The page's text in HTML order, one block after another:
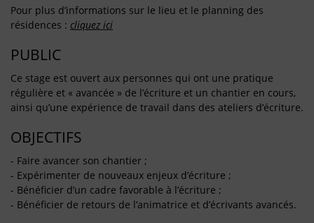
Pour plus d’informations sur le lieu et le planning des
résidences : cliquez ici
PUBLIC
Ce stage est ouvert aux personnes qui ont une pratique
régulière et « avancée » de l’écriture et un chantier en cours,
ainsi qu’une expérience de travail dans des ateliers d’écriture.
OBJECTIFS
- Faire avancer son chantier ;
- Expérimenter de nouveaux enjeux d’écriture ;
- Bénéficier d’un cadre favorable à l’écriture ;
- Bénéficier de retours de l’animatrice et d’écrivants avancés.